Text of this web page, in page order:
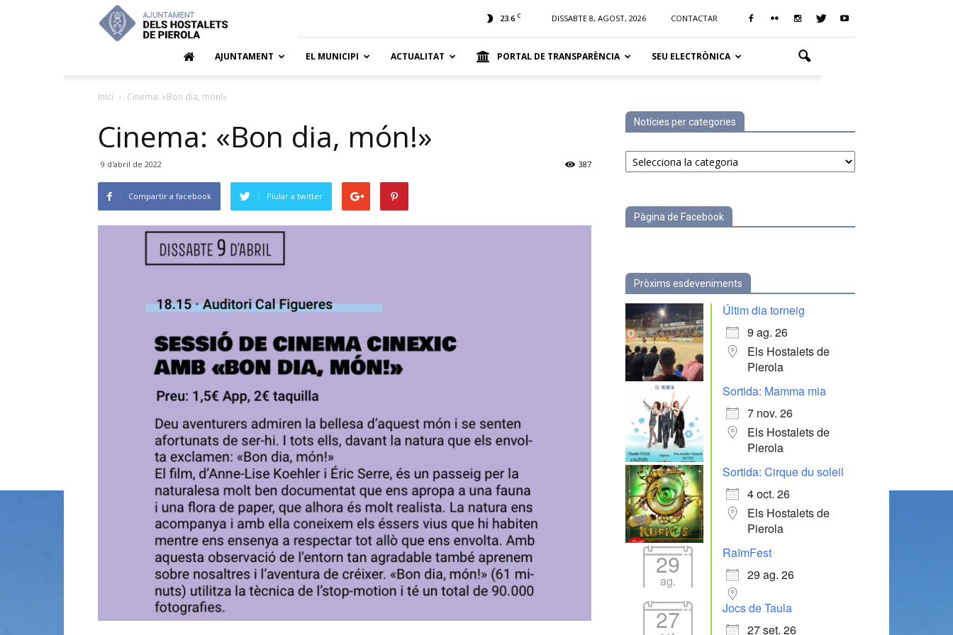
Hostalets
de
23.6 C DISSABTE 8, AGOST, 2026 CONTACTAR
AJUNTAMENT EL MUNICIPI ACTUALITAT PORTAL DE TRANSPARÈNCIA SEU ELECTRÒNICA
Inici Cinema: «Bon dia, món!»
Cinema: «Bon dia, món!»
9 d'abril de 2022 387
Compartir a facebook Piular a twitter
Notícies per categories
Notícies
per
Pàgina de Facebook
Pròxims esdeveniments
Últim dia torneig
9 ag. 26
Els Hostalets de
Pierola
Sortida: Mamma mia
7 nov. 26
Els Hostalets de
Pierola
Sortida: Cirque du soleil
4 oct. 26
Els Hostalets de
Pierola
29
ag.
RaïmFest
29 ag. 26
27
Jocs de Taula
27 set. 26